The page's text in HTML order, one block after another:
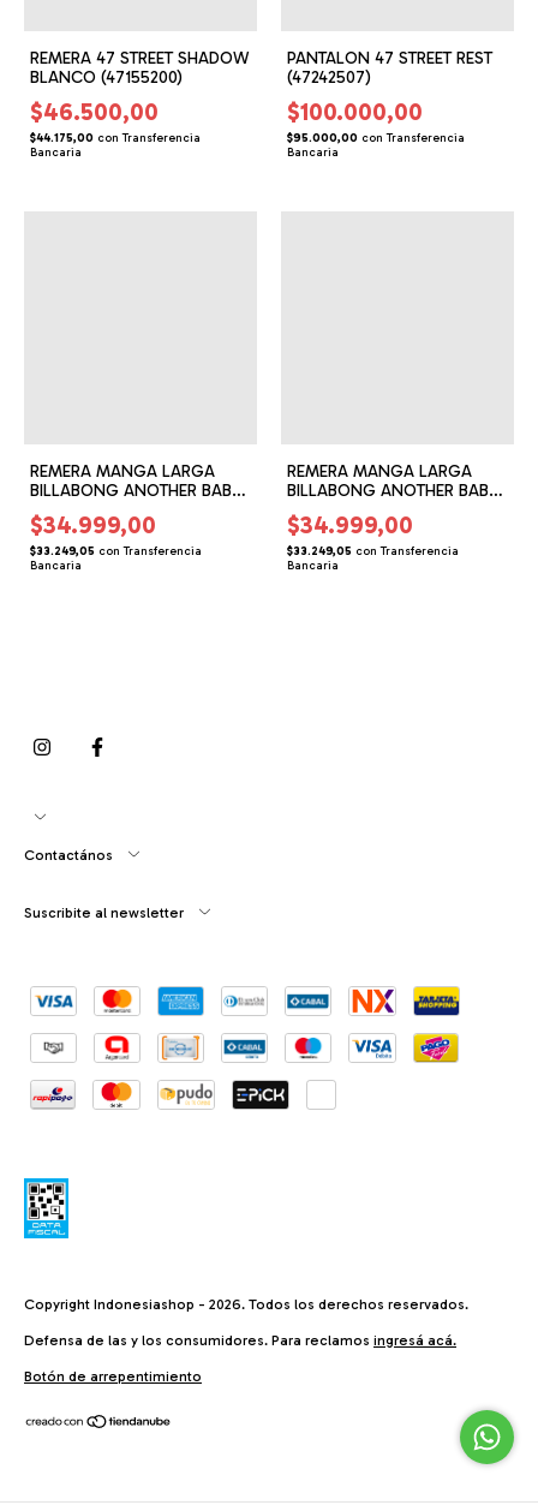
REMERA 47 STREET SHADOW
BLANCO (47155200)
$46.500,00
$44.175,00 con Transferencia
Bancaria
PANTALON 47 STREET REST
(47242507)
$100.000,00
$95.000,00 con Transferencia
Bancaria
REMERA MANGA LARGA
BILLABONG ANOTHER BABY
(BG155170)
$34.999,00
$33.249,05 con Transferencia
Bancaria
REMERA MANGA LARGA
BILLABONG ANOTHER BABY
(BG155171)
$34.999,00
$33.249,05 con Transferencia
Bancaria
Contactános
Suscribite al newsletter
Copyright Indonesiashop - 2026. Todos los derechos reservados.
Defensa de las y los consumidores. Para reclamos ingresá acá.
Botón de arrepentimiento